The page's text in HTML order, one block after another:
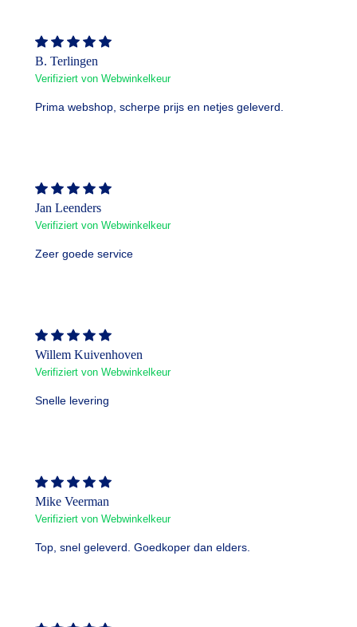
B. Terlingen
Verifiziert von Webwinkelkeur
Prima webshop, scherpe prijs en netjes geleverd.
Jan Leenders
Verifiziert von Webwinkelkeur
Zeer goede service
Willem Kuivenhoven
Verifiziert von Webwinkelkeur
Snelle levering
Mike Veerman
Verifiziert von Webwinkelkeur
Top, snel geleverd. Goedkoper dan elders.